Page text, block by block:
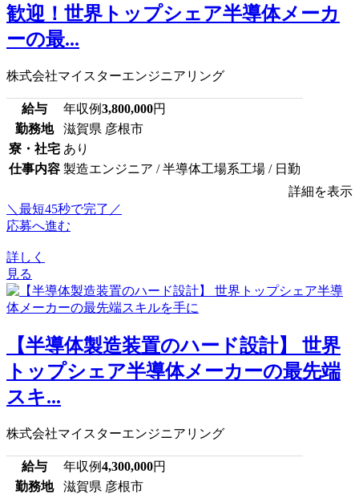
歓迎！世界トップシェア半導体メーカ
ーの最...
株式会社マイスターエンジニアリング
給与 年収例3,800,000円
勤務地
滋賀県 彦根市
寮・社宅 あり
仕事内容 製造エンジニア / 半導体工場系工場 / 日勤
詳細を表示
＼最短45秒で完了／
応募へ進む
詳しく
見る
【半導体製造装置のハード設計】 世界
トップシェア半導体メーカーの最先端
スキ...
株式会社マイスターエンジニアリング
給与 年収例4,300,000円
勤務地
滋賀県 彦根市